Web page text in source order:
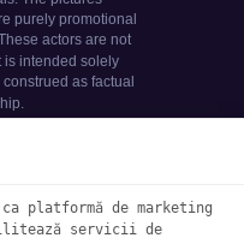
your browsing
use of
platformă de marketing
servicii de